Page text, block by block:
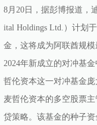
8月20日，据彭博报道，
ital Holdings Ltd.）计划
金，这将成为阿联酋规模
2024年新成立的对冲基
哲伦资本这一对冲基金庞
麦哲伦资本的多空股票
贷策略。该基金的种子